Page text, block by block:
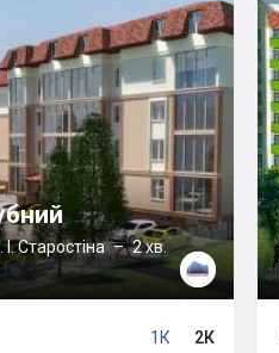
Старостіна– 2 хв.
1К 2К